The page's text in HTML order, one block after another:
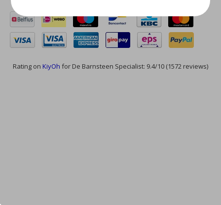
Rating on KiyOh for De Barnsteen Specialist: 9.4/10 (1572 reviews)